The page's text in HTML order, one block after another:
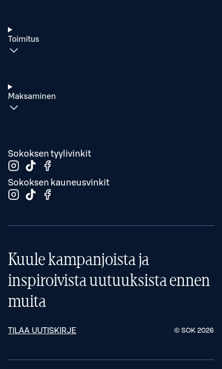
Toimitus
Maksaminen
Sokoksen tyylivinkit
Sokoksen kauneusvinkit
Kuule kampanjoista ja
inspiroivista uutuuksista ennen
muita
TILAA UUTISKIRJE © SOK 2026